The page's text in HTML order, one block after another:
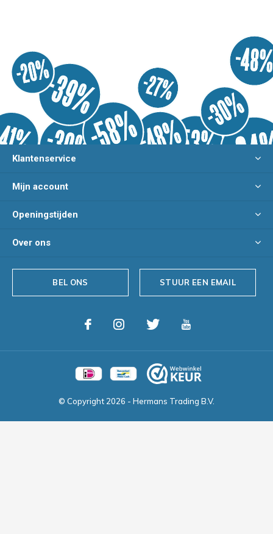
Klantenservice
Mijn account
Openingstijden
Over ons
BEL ONS STUUR EEN EMAIL
© Copyright 2026 - Hermans Trading B.V.